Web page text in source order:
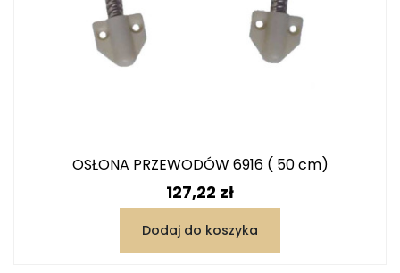
OSŁONA PRZEWODÓW 6916 ( 50 cm)
Cena
127,22 zł
Dodaj do koszyka